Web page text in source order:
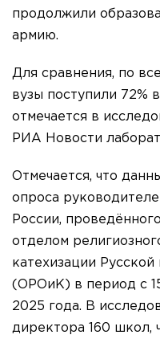
продолжили
армию.
Для сравнения, по
вузы поступили 72%
отмечается в
РИА Новости
Отмечается, что
опроса
России,
отделом
катехизации
(ОРОиК) в период с
2025 года. В
директора 160 школ,